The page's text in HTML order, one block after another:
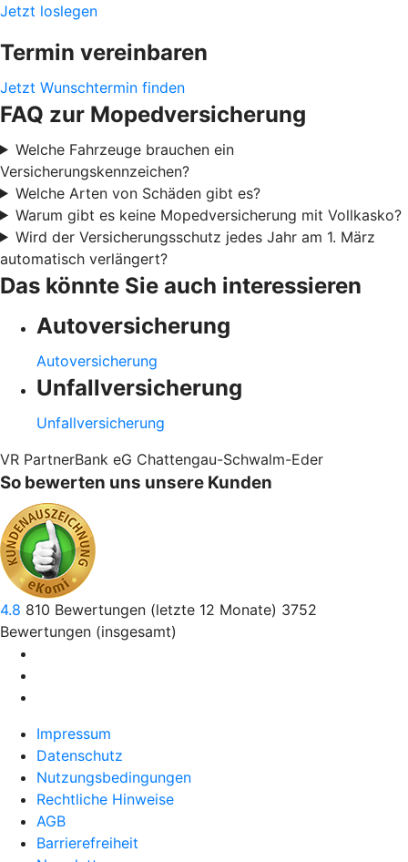
Jetzt loslegen
Termin vereinbaren
Jetzt Wunschtermin finden
FAQ zur Mopedversicherung
Welche Fahrzeuge brauchen ein
Versicherungskennzeichen?
Welche Arten von Schäden gibt es?
Warum gibt es keine Mopedversicherung mit Vollkasko?
Wird der Versicherungsschutz jedes Jahr am 1. März
automatisch verlängert?
Das könnte Sie auch interessieren
Autoversicherung
Autoversicherung
Unfallversicherung
Unfallversicherung
VR PartnerBank eG Chattengau-Schwalm-Eder
So bewerten uns unsere Kunden
4.8 810 Bewertungen (letzte 12 Monate) 3752
Bewertungen (insgesamt)
Impressum
Datenschutz
Nutzungsbedingungen
Rechtliche Hinweise
AGB
Barrierefreiheit